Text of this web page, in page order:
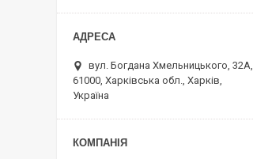
вул. Богдана Хмельницького, 32А,
61000, Харківська обл., Харків,
Україна